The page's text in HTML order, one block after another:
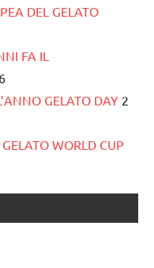
DEL GELATO
FA IL
GELATO DAY 2
WORLD CUP